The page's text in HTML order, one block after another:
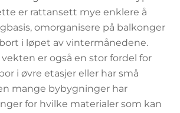
er rattansett mye enklere å
omorganisere på balkonger
i løpet av vintermånedene.
er også en stor fordel for
i øvre etasjer eller har små
mange bybygninger har
for hvilke materialer som kan